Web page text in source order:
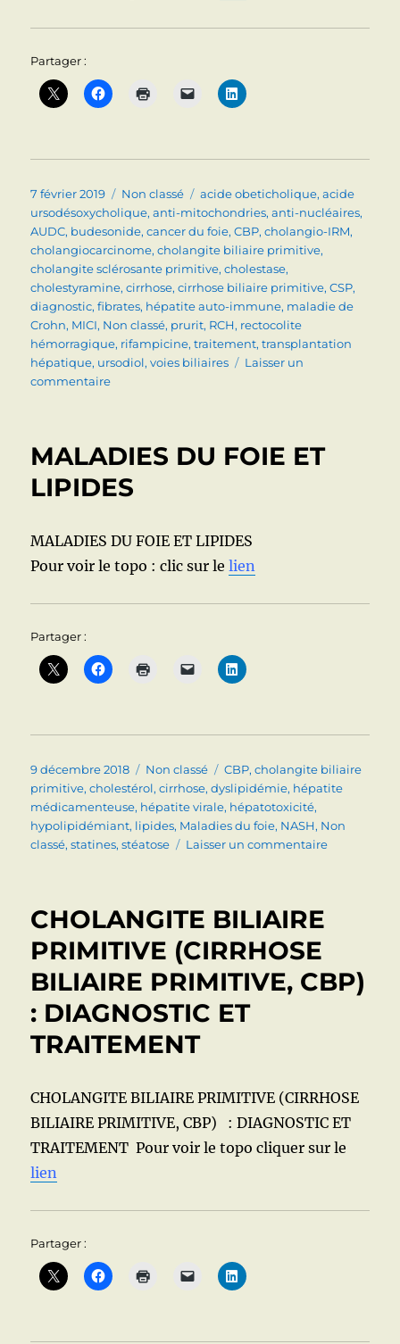
Partager :
Publié
le
7 février 2019 Catégories
Non classé Étiquettes
acide obeticholique,acide
ursodésoxycholique,anti-mitochondries,anti-nucléaires,
AUDC, budesonide,cancer du foie,CBP,cholangio-IRM,
cholangiocarcinome,cholangite biliaire primitive,
cholangite sclérosante primitive,cholestase,
cholestyramine,cirrhose,cirrhose biliaire primitive,CSP,
diagnostic,fibrates, hépatite auto-immune, maladie de
Crohn, MICI, Non classé, prurit, RCH, rectocolite
hémorragique, rifampicine,traitement,transplantation
hépatique, ursodiol,voies biliaires
Laisser un
commentairesur
VOIES
(CBP,
DE
NEUF
MALADIES DU FOIE ET
LIPIDES
MALADIES DU FOIE ET LIPIDES
Pour voir le topo : clic sur lelien
Partager :
Publié
le
9 décembre 2018 Catégories
Non classé Étiquettes
CBP,cholangite biliaire
primitive,cholestérol,cirrhose,dyslipidémie, hépatite
médicamenteuse, hépatite virale, hépatotoxicité,
hypolipidémiant, lipides, Maladies du foie, NASH, Non
classé,statines,stéatose Laisser un commentairesur
CHOLANGITE BILIAIRE
PRIMITIVE (CIRRHOSE
BILIAIRE PRIMITIVE, CBP)
: DIAGNOSTIC ET
TRAITEMENT
CHOLANGITE BILIAIRE PRIMITIVE (CIRRHOSE
BILIAIRE PRIMITIVE, CBP) : DIAGNOSTIC ET
TRAITEMENT Pour voir le topo cliquer sur le
lien
Partager :